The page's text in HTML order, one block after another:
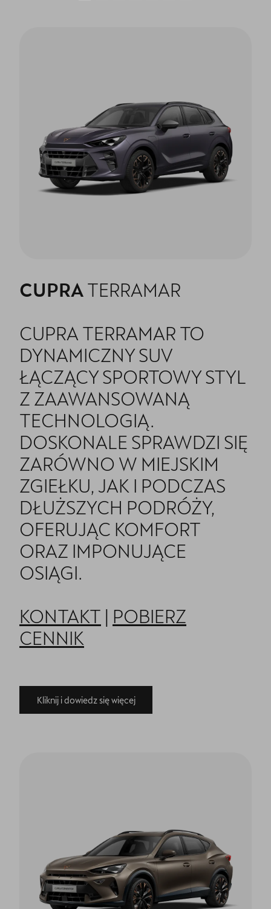
CUPRA TERRAMAR
CUPRA TERRAMAR TO
DYNAMICZNY SUV
ŁĄCZĄCY SPORTOWY STYL
Z ZAAWANSOWANĄ
TECHNOLOGIĄ.
DOSKONALE SPRAWDZI SIĘ
ZARÓWNO W MIEJSKIM
ZGIEŁKU, JAK I PODCZAS
DŁUŻSZYCH PODRÓŻY,
OFERUJĄC KOMFORT
ORAZ IMPONUJĄCE
OSIĄGI.
KONTAKT | POBIERZ
CENNIK
Kliknij i dowiedz się więcej